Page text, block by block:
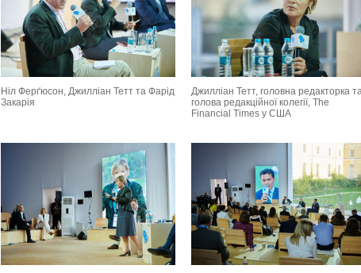
Ніл Ферґюсон, Джилліан Тетт та Фарід
Закарія
Джилліан Тетт, головна редакторка
голова редакційної колегії, The
Financial Times у США